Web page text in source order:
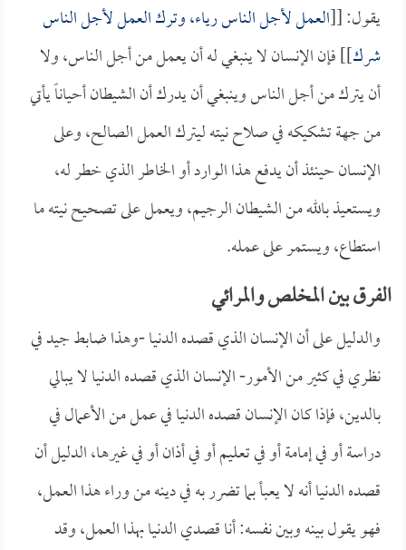
يقول: [[العمل لأجل الناس رياء، وترك العمل لأجل الناس
شرك]] فإن الإنسان لا ينبغي له أن يعمل من أجل الناس، ولا
أن يترك من أجل الناس وينبغي أن يدرك أن الشيطان أحياناً يأتي
من جهة تشكيكه في صلاح نيته ليترك العمل الصالح، وعلى
الإنسان حينئذ أن يدفع هذا الوارد أو الخاطر الذي خطر له،
ويستعيذ بالله من الشيطان الرجيم، ويعمل على تصحيح نيته ما
استطاع، ويستمر على عمله.
الفرق بين المخلص والمرائي
والدليل على أن الإنسان الذي قصده الدنيا -وهذا ضابط جيد في
نظري في كثير من الأمور- الإنسان الذي قصده الدنيا لا يبالي
بالدين، فإذا كان الإنسان قصده الدنيا في عمل من الأعمال في
دراسة أو في إمامة أو في تعليم أو في أذان أو في غيرها، الدليل أن
قصده الدنيا أنه لا يعبأ بما تضرر به في دينه من وراء هذا العمل،
فهو يقول بينه وبين نفسه: أنا قصدي الدنيا بهذا العمل، وقد